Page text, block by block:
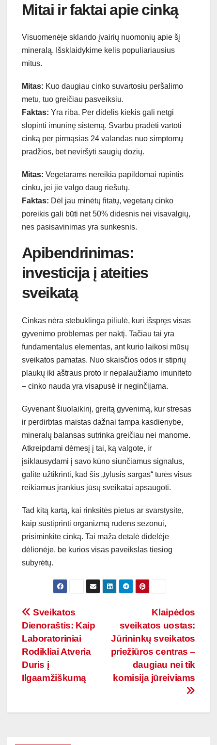
Mitai ir faktai apie cinką
Visuomenėje sklando įvairių nuomonių apie šį
mineralą. Išsklaidykime kelis populiariausius
mitus.
Mitas: Kuo daugiau cinko suvartosiu peršalimo
metu, tuo greičiau pasveiksiu.
Faktas: Yra riba. Per didelis kiekis gali netgi
slopinti imuninę sistemą. Svarbu pradėti vartoti
cinką per pirmąsias 24 valandas nuo simptomų
pradžios, bet neviršyti saugių dozių.
Mitas: Vegetarams nereikia papildomai rūpintis
cinku, jei jie valgo daug riešutų.
Faktas: Dėl jau minėtų fitatų, vegetarų cinko
poreikis gali būti net 50% didesnis nei visavalgių,
nes pasisavinimas yra sunkesnis.
Apibendrinimas:
investicija į ateities
sveikatą
Cinkas nėra stebuklinga piliulė, kuri išspręs visas
gyvenimo problemas per naktį. Tačiau tai yra
fundamentalus elementas, ant kurio laikosi mūsų
sveikatos pamatas. Nuo skaisčios odos ir stiprių
plaukų iki aštraus proto ir nepalaužiamo imuniteto
– cinko nauda yra visapusė ir neginčijama.
Gyvenant šiuolaikinį, greitą gyvenimą, kur stresas
ir perdirbtas maistas dažnai tampa kasdienybe,
mineralų balansas sutrinka greičiau nei manome.
Atkreipdami dėmesį į tai, ką valgote, ir
įsiklausydami į savo kūno siunčiamus signalus,
galite užtikrinti, kad šis „tylusis sargas“ turės visus
reikiamus įrankius jūsų sveikatai apsaugoti.
Tad kitą kartą, kai rinksitės pietus ar svarstysite,
kaip sustiprinti organizmą rudens sezonui,
prisiminkite cinką. Tai maža detalė didelėje
dėlionėje, be kurios visas paveikslas tiesiog
subyrėtų.
Navigacija
tarp
įrašų
Klaipėdos
sveikatos uostas:
Jūrininkų sveikatos
priežiūros centras –
daugiau nei tik
komisija jūreiviams
Sveikatos
Dienoraštis: Kaip
Laboratoriniai
Rodikliai Atveria
Duris į
Ilgaamžiškumą